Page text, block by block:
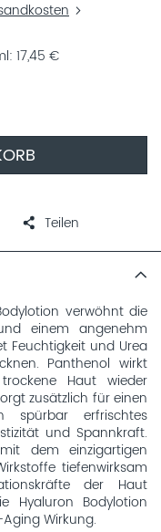
17,45 €
Teilen
verwöhnt die
einem angenehm
Feuchtigkeit und Urea
Panthenol wirkt
Haut wieder
zusätzlich für einen
spürbar erfrischtes
und Spannkraft.
dem einzigartigen
tiefenwirksam
der Haut
Hyaluron Bodylotion
Wirkung.